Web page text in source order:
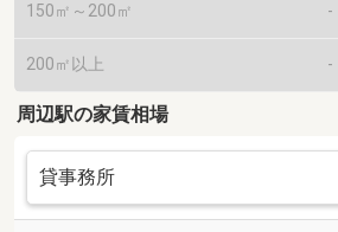
150㎡～200㎡ -
200㎡以上 -
周辺駅の家賃相場